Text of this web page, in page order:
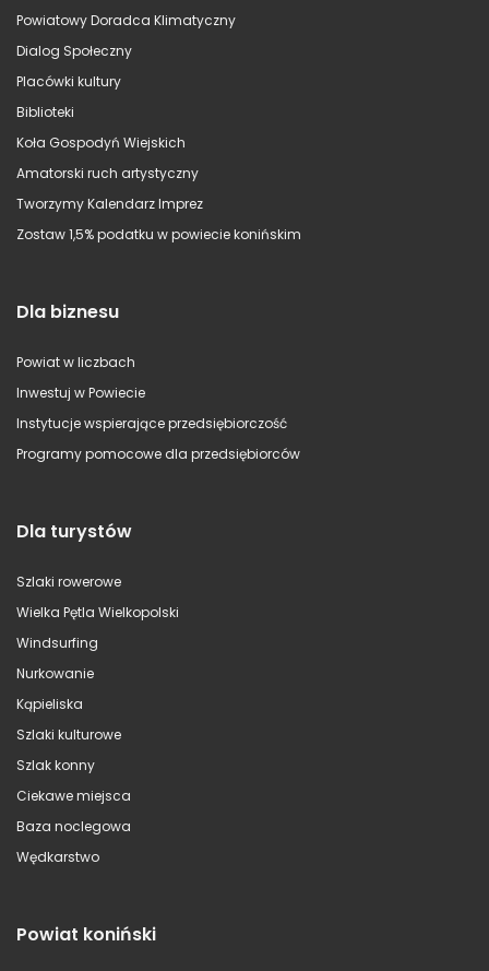
Powiatowy Doradca Klimatyczny
Dialog Społeczny
Placówki kultury
Biblioteki
Koła Gospodyń Wiejskich
Amatorski ruch artystyczny
Tworzymy Kalendarz Imprez
Zostaw 1,5% podatku w powiecie konińskim
Dla biznesu
Powiat w liczbach
Inwestuj w Powiecie
Instytucje wspierające przedsiębiorczość
Programy pomocowe dla przedsiębiorców
Dla turystów
Szlaki rowerowe
Wielka Pętla Wielkopolski
Windsurfing
Nurkowanie
Kąpieliska
Szlaki kulturowe
Szlak konny
Ciekawe miejsca
Baza noclegowa
Wędkarstwo
Powiat koniński